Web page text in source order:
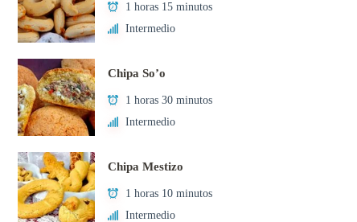
1 horas 15 minutos
Intermedio
Chipa So’o
1 horas 30 minutos
Intermedio
Chipa Mestizo
1 horas 10 minutos
Intermedio